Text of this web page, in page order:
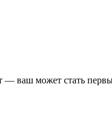
— ваш может стать